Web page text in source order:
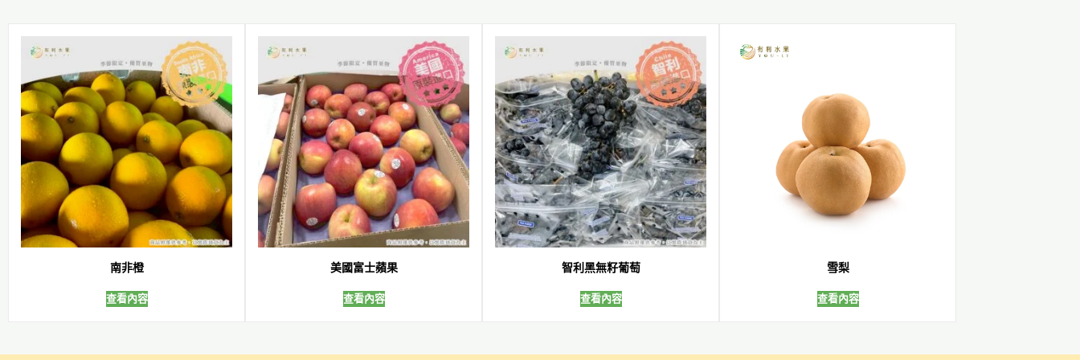
南非橙
查看內容
美國富士蘋果
查看內容
智利黑無籽葡萄
查看內容
雪梨
查看內容